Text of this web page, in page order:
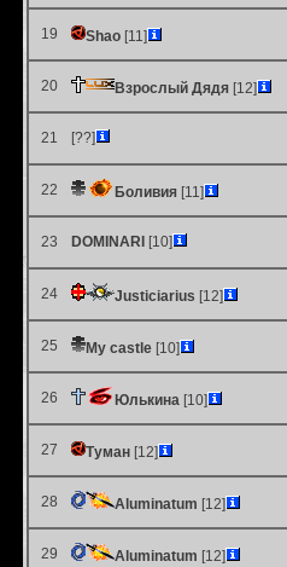
19 Shao [11]
20 Взрослый Дядя [12]
21 [??]
22 Боливия [11]
23 DOMINARI [10]
24 Justiciarius [12]
25 My castle [10]
26 Юлькина [10]
27 Туман [12]
28 Aluminatum [12]
29 Aluminatum [12]